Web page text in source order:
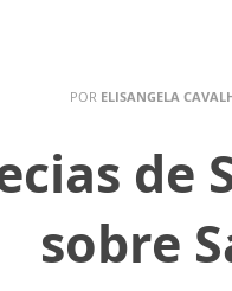
POR ELISANGELA
de
sobre